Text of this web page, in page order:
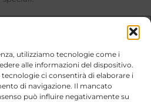
utilizziamo tecnologie come i
alle informazioni del dispositivo.
ci consentirà di elaborare i
di navigazione. Il mancato
può influire negativamente su